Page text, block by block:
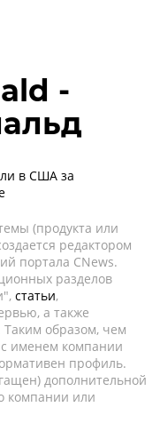
-
в США за
(продукта или
редактором
портала CNews.
разделов
статьи,
а также
Таким образом, чем
именем компании
профиль.
дополнительной
компании или